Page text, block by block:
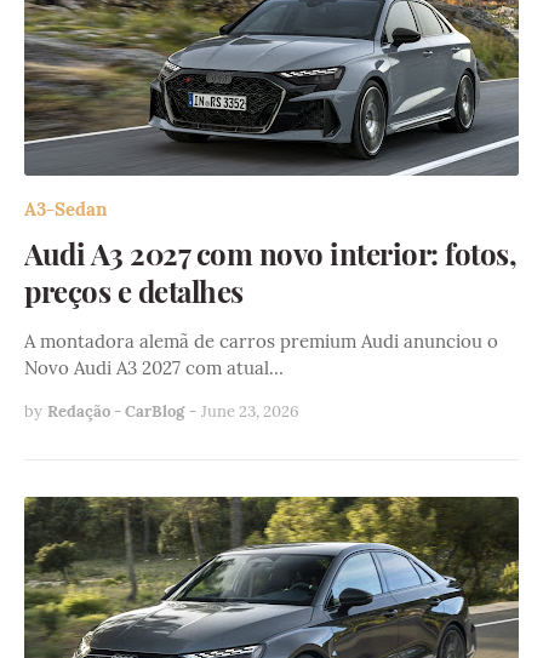
A3-Sedan
Audi A3 2027 com novo interior: fotos,
preços e detalhes
A montadora alemã de carros premium Audi anunciou o
Novo Audi A3 2027 com atual…
by Redação - CarBlog - June 23, 2026